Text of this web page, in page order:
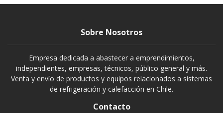
Sobre Nosotros
Empresa dedicada a abastecer a emprendimientos,
independientes, empresas, técnicos, público general y más.
Venta y envío de productos y equipos relacionados a sistemas
de refrigeración y calefacción en Chile.
Contacto